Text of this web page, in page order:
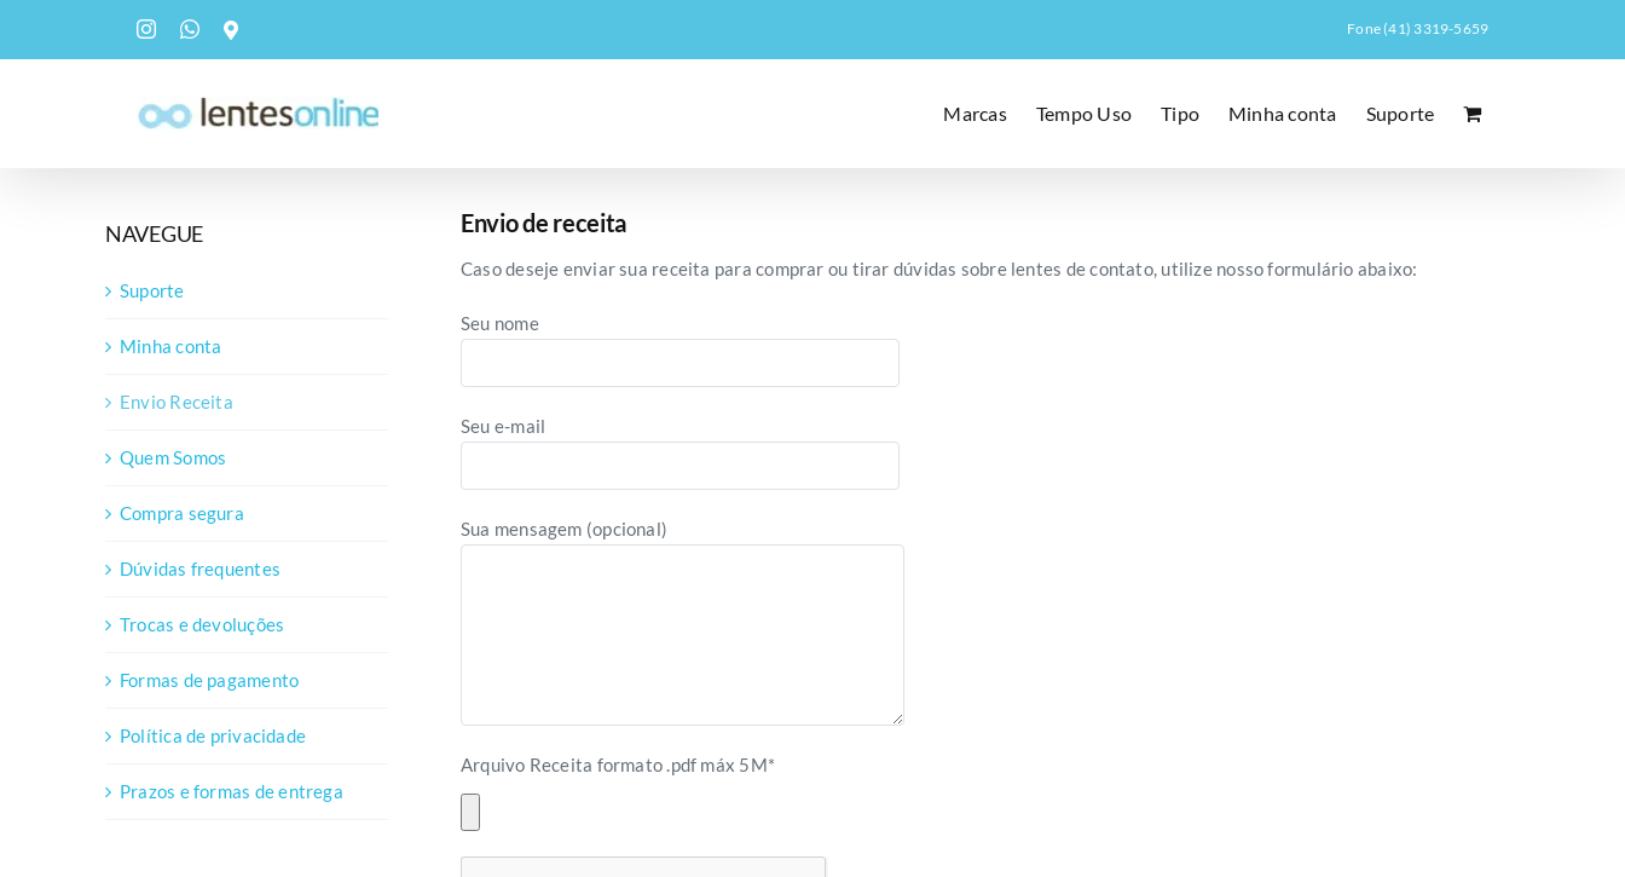
InstagramWhatsApp
Custom Fone (41) 3319-5659
Marcas Tempo Uso Tipo Minha conta Suporte
Envio de receita
Caso deseje enviar sua receita para comprar ou tirar dúvidas sobre lentes de contato, utilize nosso formulário abaixo:
Seu nome
Seu e-mail
Sua mensagem (opcional)
Arquivo Receita formato .pdf máx 5M*
NAVEGUE
Suporte
Minha conta
Envio Receita
Quem Somos
Compra segura
Dúvidas frequentes
Trocas e devoluções
Formas de pagamento
Política de privacidade
Prazos e formas de entrega